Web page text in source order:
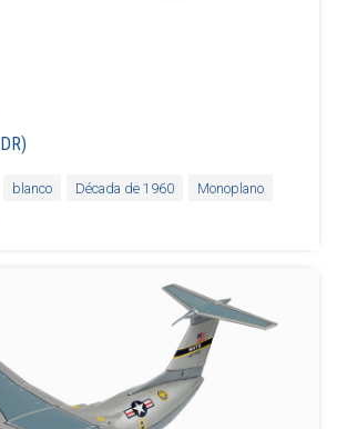
blanco Década de 1960
Monoplano